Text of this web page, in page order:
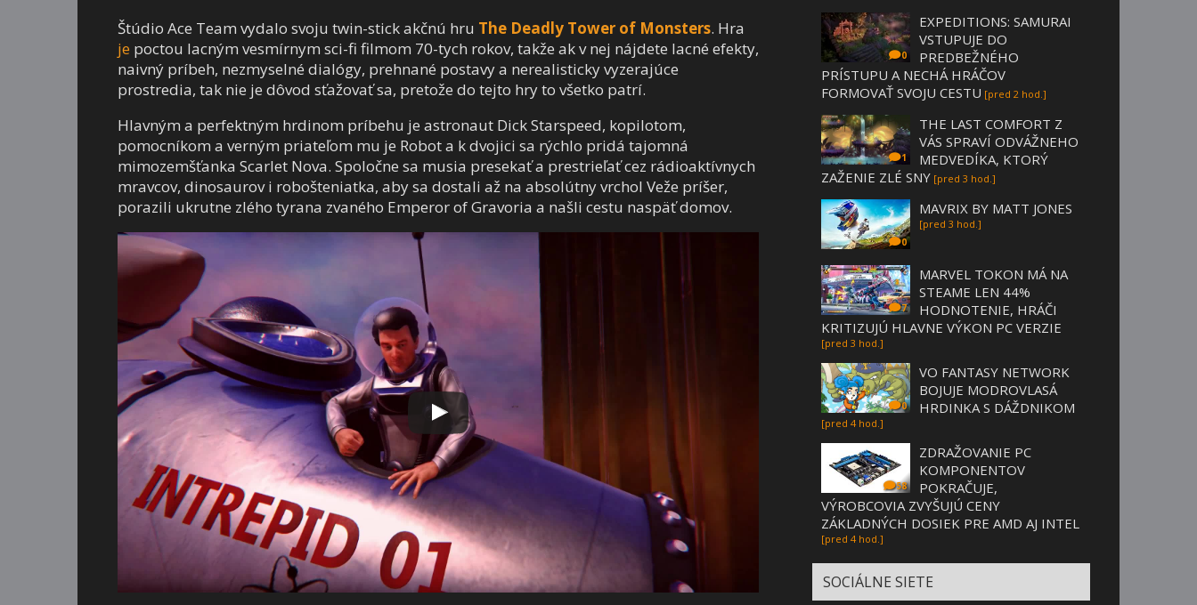
Štúdio Ace Team vydalo svoju twin-stick akčnú hru The Deadly Tower of Monsters. Hra
je poctou lacným vesmírnym sci-fi filmom 70-tych rokov, takže ak v nej nájdete lacné efekty,
naivný príbeh, nezmyselné dialógy, prehnané postavy a nerealisticky vyzerajúce
prostredia, tak nie je dôvod sťažovať sa, pretože do tejto hry to všetko patrí.
Hlavným a perfektným hrdinom príbehu je astronaut Dick Starspeed, kopilotom,
pomocníkom a verným priateľom mu je Robot a k dvojici sa rýchlo pridá tajomná
mimozemšťanka Scarlet Nova. Spoločne sa musia presekať a prestrieľať cez rádioaktívnych
mravcov, dinosaurov i robošteniatka, aby sa dostali až na absolútny vrchol Veže príšer,
porazili ukrutne zlého tyrana zvaného Emperor of Gravoria a našli cestu naspäť domov.
0
EXPEDITIONS: SAMURAI
VSTUPUJE DO
PREDBEŽNÉHO
PRÍSTUPU A NECHÁ HRÁČOV
FORMOVAŤ SVOJU CESTU [pred 2 hod.]
1
THE LAST COMFORT Z
VÁS SPRAVÍ ODVÁŽNEHO
MEDVEDÍKA, KTORÝ
ZAŽENIE ZLÉ SNY [pred 3 hod.]
0
MAVRIX BY MATT JONES
[pred 3 hod.]
7
MARVEL TOKON MÁ NA
STEAME LEN 44%
HODNOTENIE, HRÁČI
KRITIZUJÚ HLAVNE VÝKON PC VERZIE
[pred 3 hod.]
0
VO FANTASY NETWORK
BOJUJE MODROVLASÁ
HRDINKA S DÁŽDNIKOM
[pred 4 hod.]
58
ZDRAŽOVANIE PC
KOMPONENTOV
POKRAČUJE,
VÝROBCOVIA ZVYŠUJÚ CENY
ZÁKLADNÝCH DOSIEK PRE AMD AJ INTEL
[pred 4 hod.]
SOCIÁLNE SIETE